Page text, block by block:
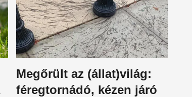
Megőrült az (állat)világ:
féregtornádó, kézen járó